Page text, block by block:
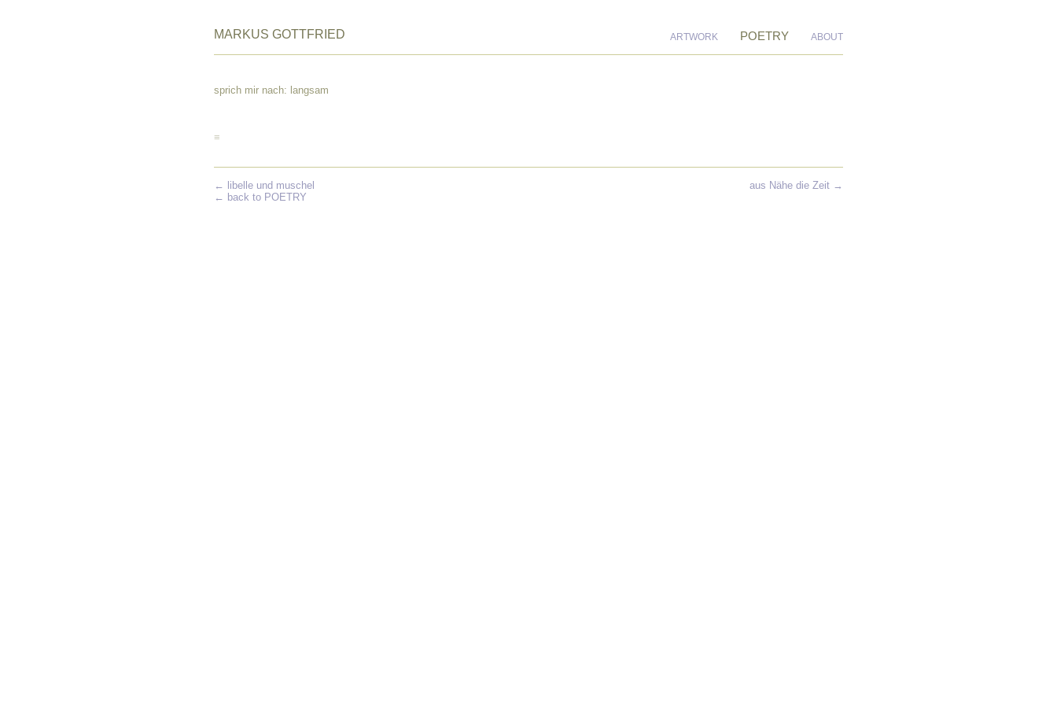
ARTWORK POETRY ABOUT
MARKUS GOTTFRIED
sprich mir nach: langsam
≡
aus Nähe die Zeit →
←
libelle und muschel
← back to POETRY